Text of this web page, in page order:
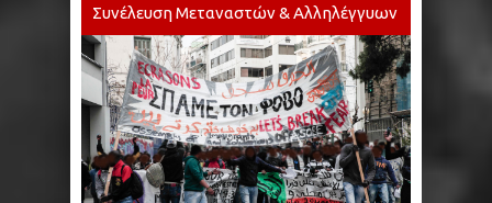
Συνέλευση Μεταναστών & Αλληλέγγυων